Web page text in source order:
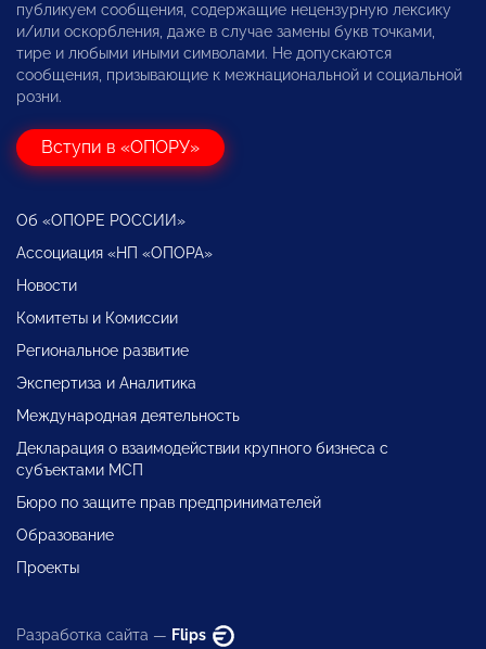
публикуем сообщения, содержащие нецензурную лексику
и/или оскорбления, даже в случае замены букв точками,
тире и любыми иными символами. Не допускаются
сообщения, призывающие к межнациональной и социальной
розни.
Вступи в «ОПОРУ»
Об «ОПОРЕ РОССИИ»
Ассоциация «НП «ОПОРА»
Новости
Комитеты и Комиссии
Региональное развитие
Экспертиза и Аналитика
Международная деятельность
Декларация о взаимодействии крупного бизнеса с
субъектами МСП
Бюро по защите прав предпринимателей
Образование
Проекты
Разработка сайта — Flips